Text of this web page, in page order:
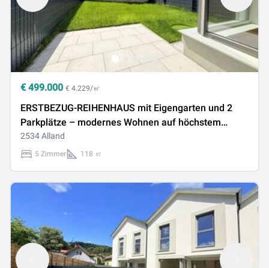
€ 499.000 € 4.229/㎡
ERSTBEZUG-REIHENHAUS mit Eigengarten und 2
Parkplätze – modernes Wohnen auf höchstem
Niveau
2534 Alland
5 Zimmer 118 ㎡